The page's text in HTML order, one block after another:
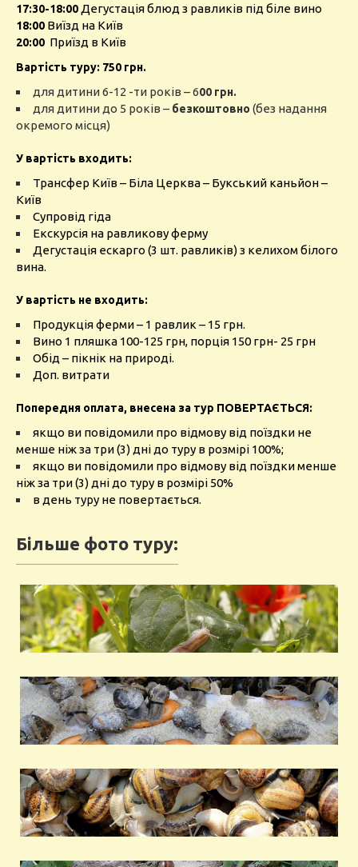
17:30-18:00 Дегустація блюд з равликів під біле вино
18:00 Виїзд на Київ
20:00 Приїзд в Київ
Вартість туру: 750 грн.
для дитини 6-12 -ти років – 600 грн.
для дитини до 5 років – безкоштовно (без надання
окремого місця)
У вартість входить:
Трансфер Київ – Біла Церква – Букський каньйон –
Київ
Супровід гіда
Екскурсія на равликову ферму
Дегустація ескарго (3 шт. равликів) з келихом білого
вина.
У вартість не входить:
Продукція ферми – 1 равлик – 15 грн.
Вино 1 пляшка 100-125 грн, порція 150 грн- 25 грн
Обід – пікнік на природі.
Доп. витрати
Попередня оплата, внесена за тур ПОВЕРТАЄТЬСЯ:
якщо ви повідомили про відмову від поїздки не
менше ніж за три (3) дні до туру в розмірі 100%;
якщо ви повідомили про відмову від поїздки менше
ніж за три (3) дні до туру в розмірі 50%
в день туру не повертається.
Більше фото туру: